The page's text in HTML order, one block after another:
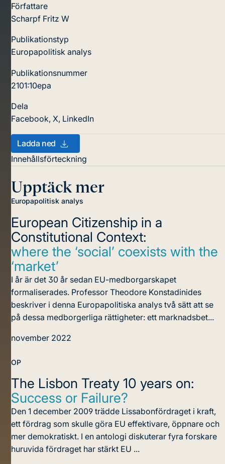
Författare
Scharpf Fritz W
Publikationstyp
Europapolitisk analys
Publikationsnummer
2101:10epa
Dela
Facebook,X, LinkedIn
Ladda ned
Innehållsförteckning
Upptäck mer
Europapolitisk analys
European Citizenship in a
Constitutional Context:
where the ‘social’ coexists with the
‘market’
I år är det 30 år sedan EU-medborgarskapet
formaliserades. Professor Theodore Konstadinides
beskriver i denna Europapolitiska analys två sätt att se
på dessa medborgerliga rättigheter: ett marknadsbet...
november 2022
OP
The Lisbon Treaty 10 years on:
Success or Failure?
Den 1 december 2009 trädde Lissabonfördraget i kraft,
ett fördrag som skulle göra EU effektivare, öppnare och
mer demokratiskt. I en antologi diskuterar fyra forskare
huruvida fördraget har stärkt EU ...